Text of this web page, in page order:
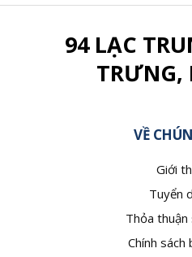
94 LẠC
TRƯNG,
VỀ
Giới
Tuyển
Thỏa
Chính sách